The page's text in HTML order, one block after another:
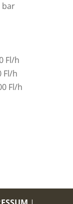
bar
Fl/h
Fl/h
Fl/h